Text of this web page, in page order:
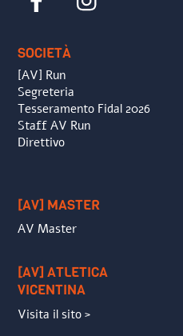
SOCIETÀ
[AV] Run
Segreteria
Tesseramento Fidal 2026
Staff AV Run
Direttivo
[AV] MASTER
AV Master
[AV] ATLETICA
VICENTINA
Visita il sito >